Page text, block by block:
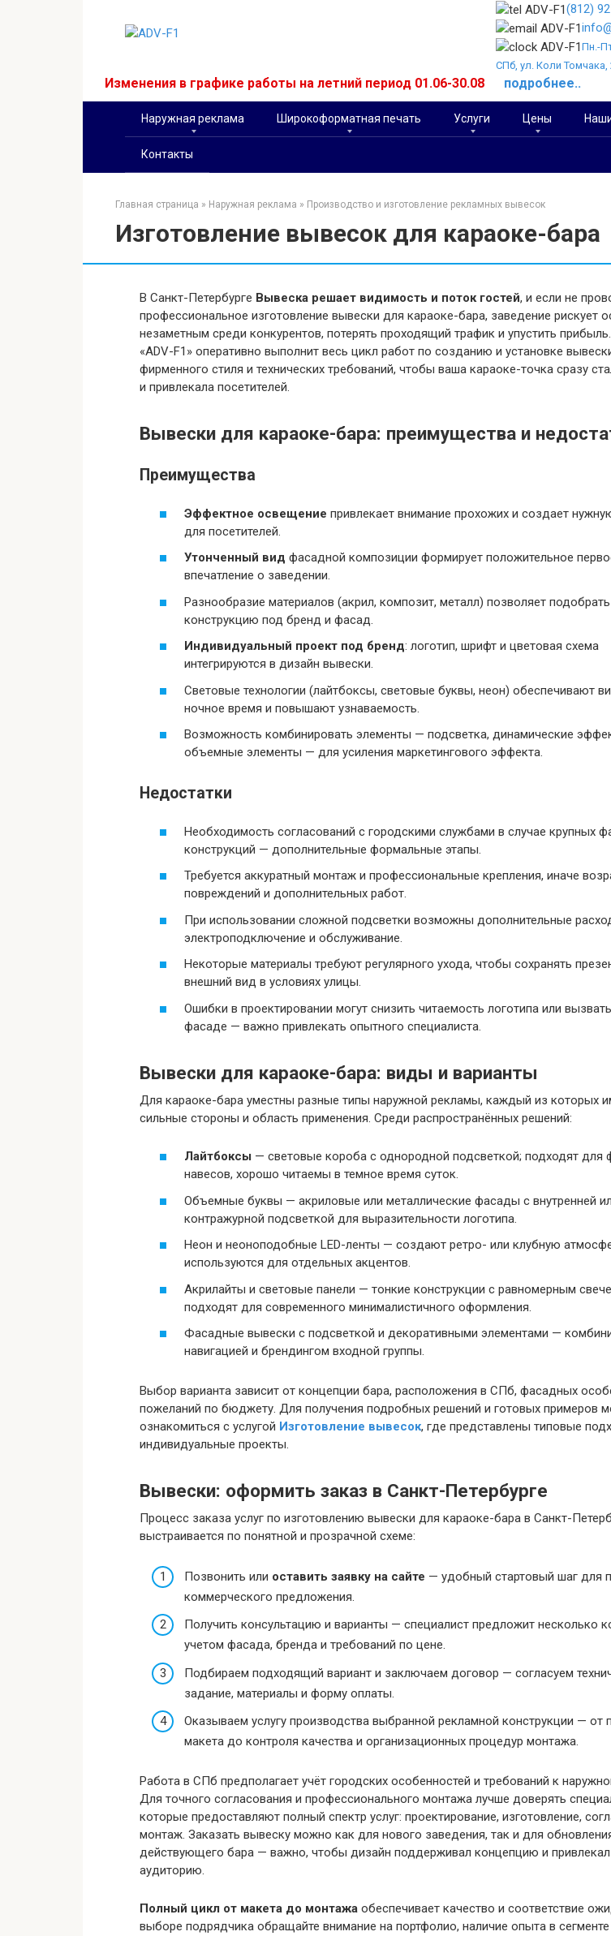
(812)
Пн.-
СПб, ул. Коли Томчака,
Изменения в графике работы на летний период 01.06-30.08 подробнее..
Наружная реклама Широкоформатная печать Услуги Цены
Контакты
Главная страница » Наружная реклама » Производство и изготовление рекламных вывесок
Изготовление вывесок для караоке-бара
В Санкт-Петербурге Вывеска решает видимость и поток гостей, и если не
профессиональное изготовление вывески для караоке-бара, заведение рискует
незаметным среди конкурентов, потерять проходящий трафик и упустить
«ADV-F1» оперативно выполнит весь цикл работ по созданию и установке
фирменного стиля и технических требований, чтобы ваша караоке-точка сразу
и привлекала посетителей.
Вывески для караоке-бара: преимущества и
Преимущества
Эффектное освещение привлекает внимание прохожих и создает
для посетителей.
Утонченный вид фасадной композиции формирует положительное
впечатление о заведении.
Разнообразие материалов (акрил, композит, металл) позволяет подобрать
конструкцию под бренд и фасад.
Индивидуальный проект под бренд: логотип, шрифт и цветовая схема
интегрируются в дизайн вывески.
Световые технологии (лайтбоксы, световые буквы, неон) обеспечивают
ночное время и повышают узнаваемость.
Возможность комбинировать элементы — подсветка, динамические
объемные элементы — для усиления маркетингового эффекта.
Недостатки
Необходимость согласований с городскими службами в случае крупных
конструкций — дополнительные формальные этапы.
Требуется аккуратный монтаж и профессиональные крепления, иначе
повреждений и дополнительных работ.
При использовании сложной подсветки возможны дополнительные
электроподключение и обслуживание.
Некоторые материалы требуют регулярного ухода, чтобы сохранять
внешний вид в условиях улицы.
Ошибки в проектировании могут снизить читаемость логотипа или
фасаде — важно привлекать опытного специалиста.
Вывески для караоке-бара: виды и варианты
Для караоке-бара уместны разные типы наружной рекламы, каждый из которых
сильные стороны и область применения. Среди распространённых решений:
Лайтбоксы — световые короба с однородной подсветкой; подходят для
навесов, хорошо читаемы в темное время суток.
Объемные буквы — акриловые или металлические фасады с внутренней
контражурной подсветкой для выразительности логотипа.
Неон и неоноподобные LED-ленты — создают ретро- или клубную
используются для отдельных акцентов.
Акрилайты и световые панели — тонкие конструкции с равномерным
подходят для современного минималистичного оформления.
Фасадные вывески с подсветкой и декоративными элементами —
навигацией и брендингом входной группы.
Выбор варианта зависит от концепции бара, расположения в СПб, фасадных
пожеланий по бюджету. Для получения подробных решений и готовых примеров
ознакомиться с услугой Изготовление вывесок, где представлены типовые
индивидуальные проекты.
Вывески: оформить заказ в Санкт-Петербурге
Процесс заказа услуг по изготовлению вывески для караоке-бара в Санкт-
выстраивается по понятной и прозрачной схеме:
Позвонить или оставить заявку на сайте — удобный стартовый шаг для
коммерческого предложения.
Получить консультацию и варианты — специалист предложит несколько
учетом фасада, бренда и требований по цене.
Подбираем подходящий вариант и заключаем договор — согласуем
задание, материалы и форму оплаты.
Оказываем услугу производства выбранной рекламной конструкции — от
макета до контроля качества и организационных процедур монтажа.
Работа в СПб предполагает учёт городских особенностей и требований к
Для точного согласования и профессионального монтажа лучше доверять
которые предоставляют полный спектр услуг: проектирование, изготовление,
монтаж. Заказать вывеску можно как для нового заведения, так и для
действующего бара — важно, чтобы дизайн поддерживал концепцию и
аудиторию.
Полный цикл от макета до монтажа обеспечивает качество и соответствие
выборе подрядчика обращайте внимание на портфолио, наличие опыта в сегменте